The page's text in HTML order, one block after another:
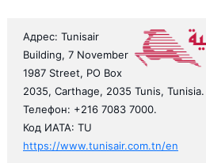
Адрес: Tunisair
Building, 7 November
1987 Street, PO Box
2035, Carthage, 2035 Tunis, Tunisia.
Телефон: +216 7083 7000.
Код ИАТА: TU
https://www.tunisair.com.tn/en